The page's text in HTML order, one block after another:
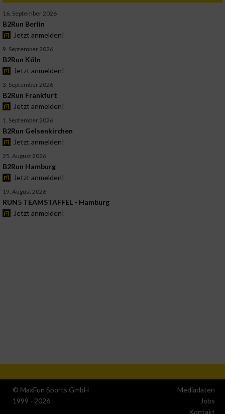
16. September 2026
B2Run Berlin
Jetzt anmelden!
9. September 2026
B2Run Köln
Jetzt anmelden!
3. September 2026
B2Run Frankfurt
Jetzt anmelden!
1. September 2026
B2Run Gelsenkirchen
Jetzt anmelden!
25. August 2026
B2Run Hamburg
Jetzt anmelden!
19. August 2026
RUN5 TEAMSTAFFEL - Hamburg
Jetzt anmelden!
© MaxFun Sports GmbH
1999 - 2026
Mediadaten
Jobs
Kontakt